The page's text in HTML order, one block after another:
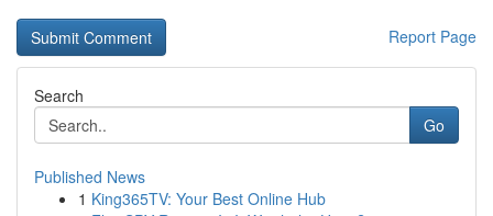
Report Page
Search
Go
Published News
1 King365TV: Your Best Online Hub